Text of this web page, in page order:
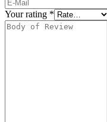
Your rating *